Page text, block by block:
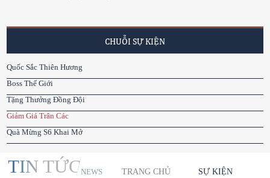
CHUỖI SỰ KIỆN
Quốc Sắc Thiên Hương
Boss Thế Giới
Tặng Thưởng Đồng Đội
Giảm Giá Trân Các
Quà Mừng S6 Khai Mở
TIN TỨCNEWS TRANG CHỦ SỰ KIỆN